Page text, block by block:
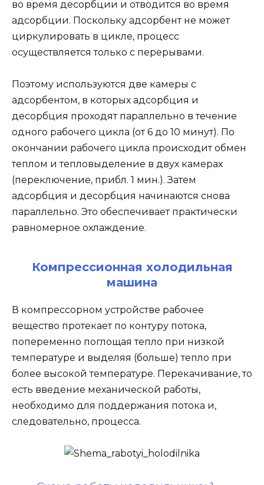
во время десорбции и отводится во время
адсорбции. Поскольку адсорбент не может
циркулировать в цикле, процесс
осуществляется только с перерывами.
Поэтому используются две камеры с
адсорбентом, в которых адсорбция и
десорбция проходят параллельно в течение
одного рабочего цикла (от 6 до 10 минут). По
окончании рабочего цикла происходит обмен
теплом и тепловыделение в двух камерах
(переключение, прибл. 1 мин.). Затем
адсорбция и десорбция начинаются снова
параллельно. Это обеспечивает практически
равномерное охлаждение.
Компрессионная холодильная
машина
В компрессорном устройстве рабочее
вещество протекает по контуру потока,
попеременно поглощая тепло при низкой
температуре и выделяя (больше) тепло при
более высокой температуре. Перекачивание, то
есть введение механической работы,
необходимо для поддержания потока и,
следовательно, процесса.